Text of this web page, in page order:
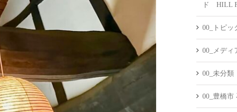
ド HILL
00_トピッ
00_メディ
00_未分類
00_豊橋